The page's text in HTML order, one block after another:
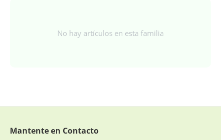
No hay artículos en esta familia
Mantente en Contacto